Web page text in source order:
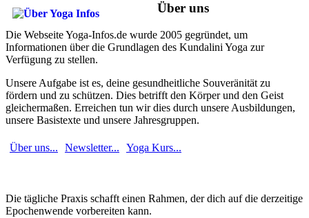
Über uns
Die Webseite Yoga-Infos.de wurde 2005 gegründet, um
Informationen über die Grundlagen des Kundalini Yoga zur
Verfügung zu stellen.
Unsere Aufgabe ist es, deine gesundheitliche Souveränität zu
fördern und zu schützen. Dies betrifft den Körper und den Geist
gleichermaßen. Erreichen tun wir dies durch unsere Ausbildungen,
unsere Basistexte und unsere Jahresgruppen.
Über uns... Newsletter... Yoga Kurs...
Die tägliche Praxis schafft einen Rahmen, der dich auf die derzeitige
Epochenwende vorbereiten kann.